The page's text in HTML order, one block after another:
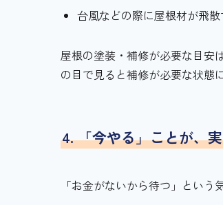
台風などの際に屋根材が飛
屋根の塗装・補修が必要な目安
の目で見ると補修が必要な状態
4. 「今やる」ことが、
「お金がないから待つ」とい